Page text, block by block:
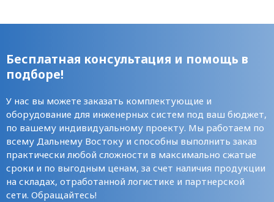
Бесплатная консультация и помощь в
подборе!
У нас вы можете заказать комплектующие и
оборудование для инженерных систем под ваш бюджет,
по вашему индивидуальному проекту. Мы работаем по
всему Дальнему Востоку и способны выполнить заказ
практически любой сложности в максимально сжатые
сроки и по выгодным ценам, за счет наличия продукции
на складах, отработанной логистике и партнерской
сети. Обращайтесь!